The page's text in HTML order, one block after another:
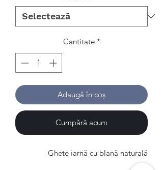
Cantitate *
Adaugă în coș
Cumpără acum
Ghete iarnă cu blană naturală